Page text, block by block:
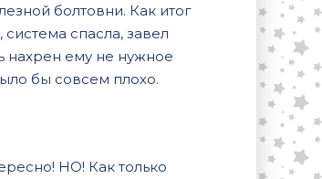
болтовни. Как итог
спасла, завел
ему не нужное
бы совсем плохо.
НО! Как только